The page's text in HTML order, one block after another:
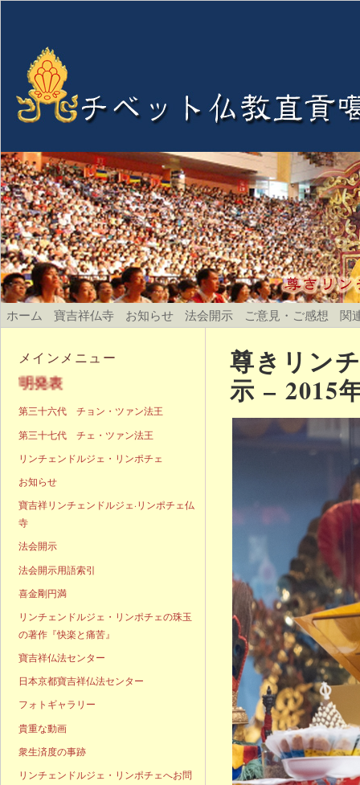
ホーム 寶吉祥仏寺 お知らせ 法会開示 ご意見・ご感想 関
尊きリン
示 – 2015
メインメニュー
第三十六代 チョン・ツァン法王
第三十七代 チェ・ツァン法王
リンチェンドルジェ・リンポチェ
お知らせ
寶吉祥リンチェンドルジェ·リンポチェ仏
寺
法会開示
法会開示用語索引
喜金剛円満
リンチェンドルジェ・リンポチェの珠玉
の著作『快楽と痛苦』
寶吉祥仏法センター
日本京都寶吉祥仏法センター
フォトギャラリー
貴重な動画
衆生済度の事跡
リンチェンドルジェ・リンポチェへお問